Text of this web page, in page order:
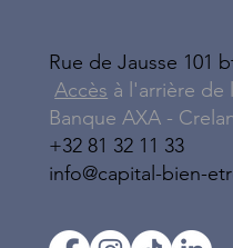
Rue de Jausse 101
Accès à l'arrière de
Banque AXA -
+32 81 32 11 33
info@capital-bien-